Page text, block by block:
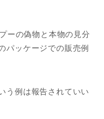
ーの偽物と本物の見分
パッケージでの販売例
う例は報告されていい